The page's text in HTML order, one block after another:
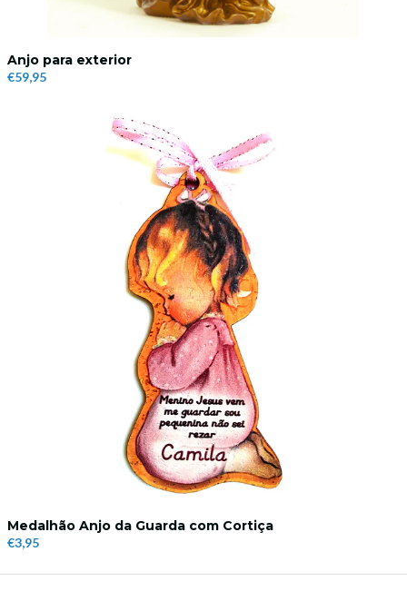
Anjo para exterior
€59,95
Medalhão Anjo da Guarda com Cortiça
€3,95